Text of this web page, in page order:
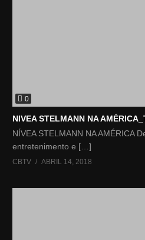
0
NIVEA STELMANN NA
NÍVEA STELMANN NA AMÉRICA
entretenimento e […]
CBTV ABRIL 14, 2018